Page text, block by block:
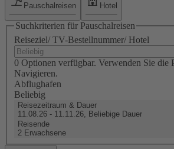
Pauschalreisen Hotel
Suchkriterien für Pauschalreisen
Reiseziel/ TV-Bestellnummer/ Hotel
0 Optionen verfügbar. Verwenden Sie die
Navigieren.
Abflughafen
Beliebig
Reisezeitraum & Dauer
11.08.26 - 11.11.26, Beliebige Dauer
Reisende
2 Erwachsene